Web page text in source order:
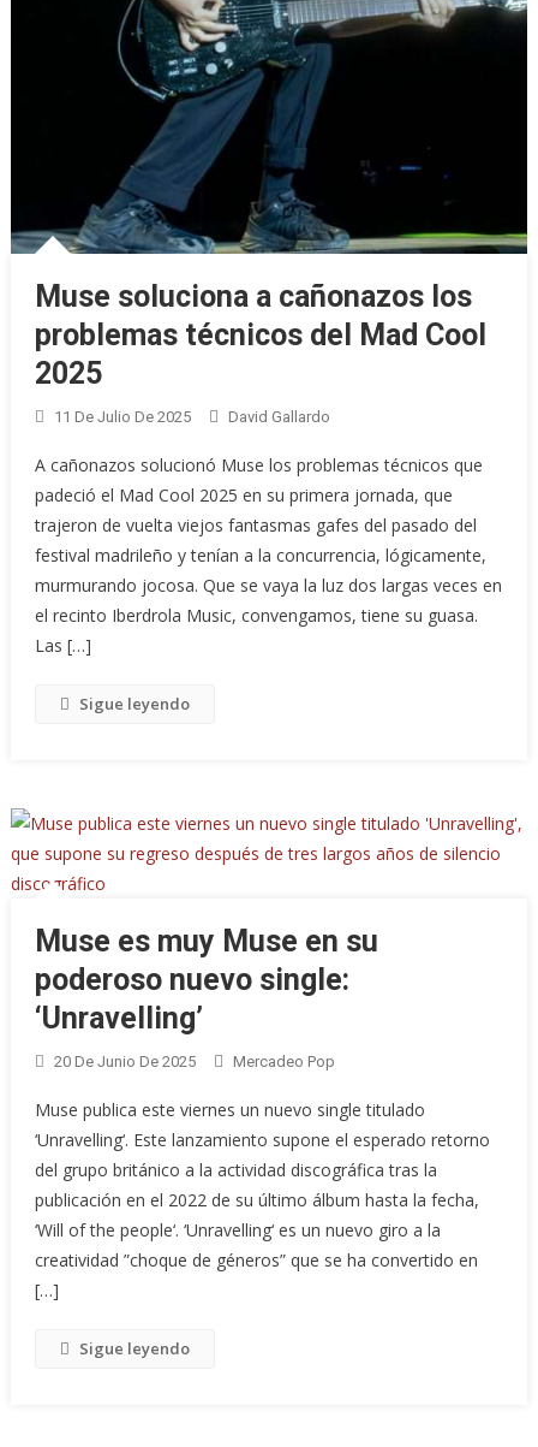
Muse soluciona a cañonazos los
problemas técnicos del Mad Cool
2025
11 De Julio De 2025 David Gallardo
A cañonazos solucionó Muse los problemas técnicos que
padeció el Mad Cool 2025 en su primera jornada, que
trajeron de vuelta viejos fantasmas gafes del pasado del
festival madrileño y tenían a la concurrencia, lógicamente,
murmurando jocosa. Que se vaya la luz dos largas veces en
el recinto Iberdrola Music, convengamos, tiene su guasa.
Las […]
Sigue leyendo
Muse es muy Muse en su
poderoso nuevo single:
‘Unravelling’
20 De Junio De 2025 Mercadeo Pop
Muse publica este viernes un nuevo single titulado
‘Unravelling‘. Este lanzamiento supone el esperado retorno
del grupo británico a la actividad discográfica tras la
publicación en el 2022 de su último álbum hasta la fecha,
‘Will of the people‘. ‘Unravelling‘ es un nuevo giro a la
creatividad ”choque de géneros” que se ha convertido en
[…]
Sigue leyendo